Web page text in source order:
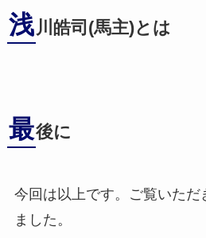
浅川皓司(馬主)とは
最後に
今回は以上です。ご覧いただ
ました。